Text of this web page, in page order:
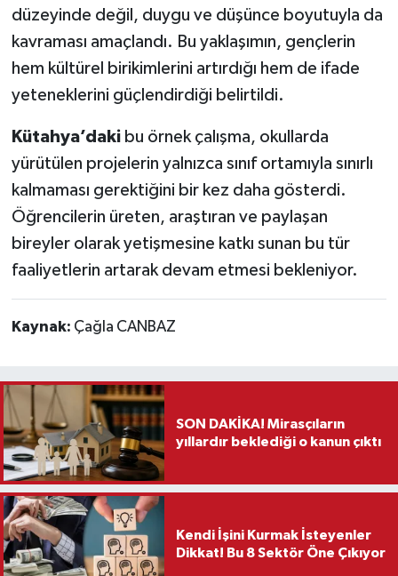
düzeyinde değil, duygu ve düşünce boyutuyla da
kavraması amaçlandı. Bu yaklaşımın, gençlerin
hem kültürel birikimlerini artırdığı hem de ifade
yeteneklerini güçlendirdiği belirtildi.
Kütahya’dakibu örnek çalışma, okullarda
yürütülen projelerin yalnızca sınıf ortamıyla sınırlı
kalmaması gerektiğini bir kez daha gösterdi.
Öğrencilerin üreten, araştıran ve paylaşan
bireyler olarak yetişmesine katkı sunan bu tür
faaliyetlerin artarak devam etmesi bekleniyor.
Kaynak: Çağla CANBAZ
SON DAKİKA! Mirasçıların
yıllardır beklediği o kanun çıktı
Kendi İşini Kurmak İsteyenler
Dikkat! Bu 8 Sektör Öne Çıkıyor